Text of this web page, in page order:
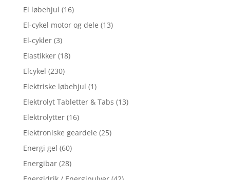
El løbehjul (16)
El-cykel motor og dele (13)
El-cykler (3)
Elastikker (18)
Elcykel (230)
Elektriske løbehjul (1)
Elektrolyt Tabletter & Tabs (13)
Elektrolytter (16)
Elektroniske geardele (25)
Energi gel (60)
Energibar (28)